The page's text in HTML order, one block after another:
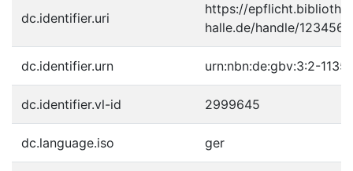
dc.identifier.uri
https://
halle.de/handle/
dc.identifier.urn urn:nbn:de:gbv:3:2-
dc.identifier.vl-id 2999645
dc.language.iso ger